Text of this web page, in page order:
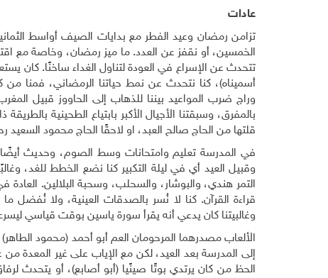
عادات
تزامن رمضان وعيد الفطر مع بدايات الصيف أواسط
الخمسين، أو نقفز عن العدد. ما ميز رمضان، وخاصة مع
تتحدث عن الإسراع في العودة لتناول الغداء ساخنًا. كان
أسميناه)، كنا نتحدث عن نمط حياتنا الرمضاني، فمنا
وراج ضرب المواعيد بيننا للذهاب إلى الحاووز قبيل
بالمفرق، وسبقتنا الأجيال الأكبر بابتياع الطحينية
قلتها من الحاج صالح العبد، او لاحقًا الحاج محمود السعيد
في المدرسة تعليم وامتحانات وسط الصوم، وحديث أيضًا
وقبيل العيد أي في ليلة التكبير كنا نضع الخطط للغد،
التمر هندي، والبوشار، والسحلب، وسحبة البلالين. العادة
قراءة القرآن. كنا لا نُسر بالصدقات العينية، ولا نُفضل
وغالبيتنا كان يدعي أنه يقرأ سورة ياسين بوقت قياسي
الألعاب مصدرهما المرحومان العم أبو أحمد (محمود
إلى المدرسة بعد العيد، لكن مع الإياب على غير المعدة
الحظ من كان يرتدي بوتًا صينًيا (أبو أصابع)، أو يتحدث